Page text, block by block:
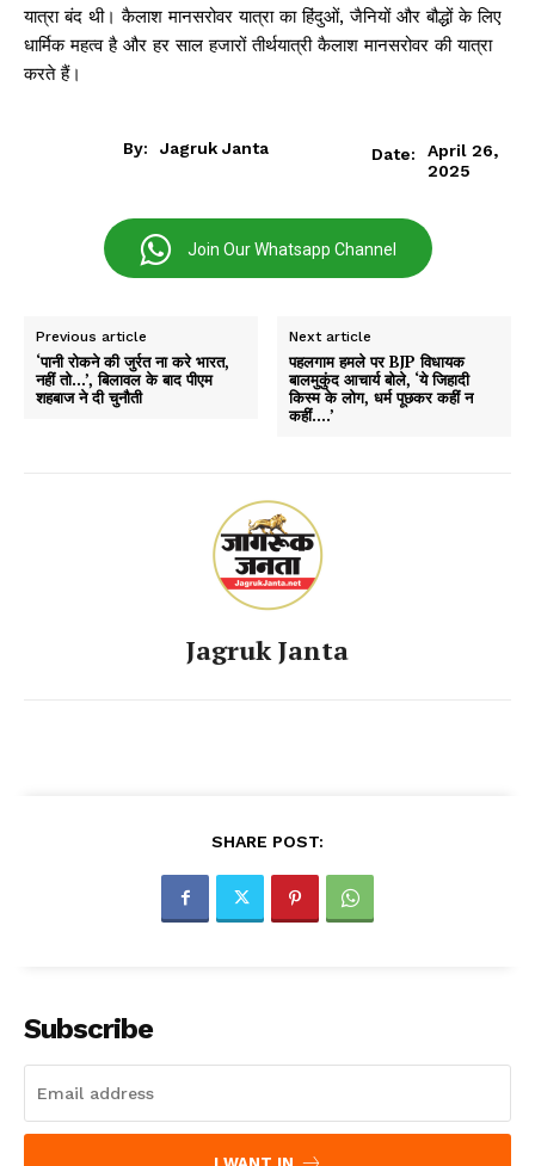
यात्रा बंद थी। कैलाश मानसरोवर यात्रा का हिंदुओं, जैनियों और बौद्धों के लिए
धार्मिक महत्व है और हर साल हजारों तीर्थयात्री कैलाश मानसरोवर की यात्रा
करते हैं।
By: Jagruk Janta Date:
April 26,
2025
Join Our Whatsapp Channel
Previous article
‘पानी रोकने की जुर्रत ना करे भारत,
नहीं तो…’, बिलावल के बाद पीएम
शहबाज ने दी चुनौती
Next article
पहलगाम हमले पर BJP विधायक
बालमुकुंद आचार्य बोले, ‘ये जिहादी
किस्म के लोग, धर्म पूछकर कहीं न
कहीं….’
Jagruk Janta
SHARE POST:
Subscribe